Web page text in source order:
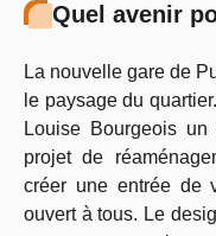
Quel avenir
La nouvelle gare de
le paysage du
Louise Bourgeois
projet de
créer une entrée de
ouvert à tous. Le